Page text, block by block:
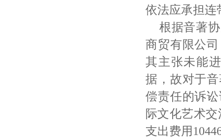
依法应承担连
根据音著
商贸有限公
其主张未能
据，故对于
偿责任的诉
际文化艺术
支出费用